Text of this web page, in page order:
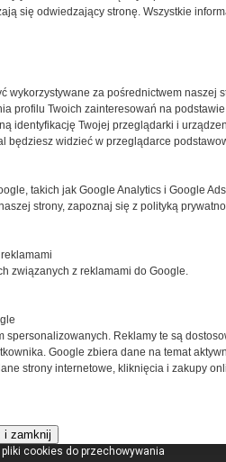
korzystania z portalu
równoznaczne
ustanowionych
REGON 146393437
w postaci Regulaminu.
cookies do przechowywania
się odwiedzający stronę. Wszystkie
wykorzystywane za pośrednictwem naszej
profilu Twoich zainteresowań na
identyfikację Twojej przeglądarki i
będziesz widzieć w przeglądarce
takich jak Google Analytics i Google
strony, zapoznaj się z polityką
związanych z reklamami do Google.
spersonalizowanych. Reklamy te są
Google zbiera dane na temat
strony internetowe, kliknięcia i zakupy
i zamknij